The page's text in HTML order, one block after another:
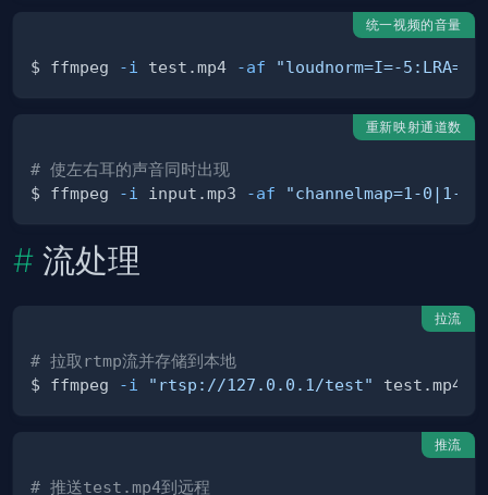
统一视频的音量
$ ffmpeg -i test.mp4 -af "loudnorm=I=-5:LRA=1"
重新映射通道数
# 使左右耳的声音同时出现
$ ffmpeg
-i input.mp3 -af "channelmap=1-0|1-1"
流处理
拉流
# 拉取rtmp流并存储到本地
$ ffmpeg
-i "rtsp://127.0.0.1/test"
推流
# 推送test.mp4到远程